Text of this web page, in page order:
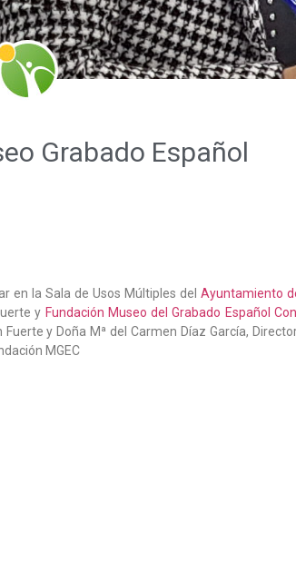
Grabado Español
en la Sala de Usos Múltiples del Ayuntamiento
y Fundación Museo del Grabado Español
y Doña Mª del Carmen Díaz García,
MGEC